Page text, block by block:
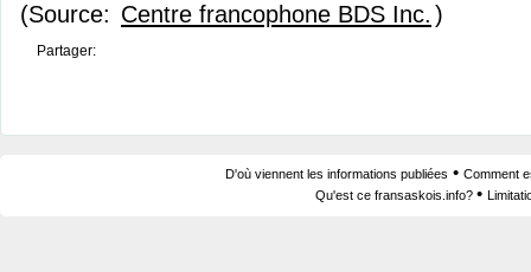
(Source: Centre francophone BDS Inc. )
Partager:
D'où viennent les informations publiées • Comment
Qu'est ce fransaskois.info? •